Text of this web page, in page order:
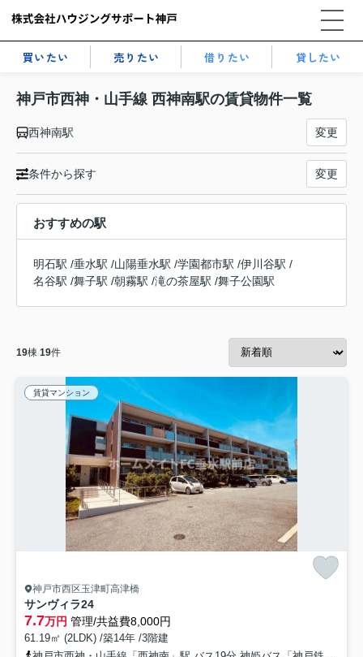
買いたい 売りたい 借りたい 貸したい
神戸市西神・山手線 西神南駅の賃貸物件一覧
西神南駅 変更
条件から探す 変更
おすすめの駅
明石駅 /垂水駅 /山陽垂水駅 /学園都市駅 /伊川谷駅 /
名谷駅 /舞子駅 /朝霧駅 /滝の茶屋駅 /舞子公園駅
19棟 19件
賃貸マンション
神戸市西区玉津町高津橋
サンヴィラ24
7.7万円 管理/共益費8,000円
61.19㎡ (2LDK) /築14年 /3階建